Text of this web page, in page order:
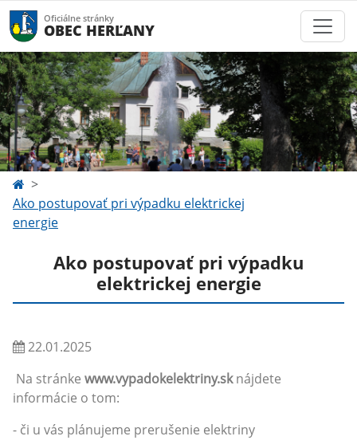
Oficiálne stránky
OBEC HERĽANY
Ako postupovať pri výpadku elektrickej
energie
Ako postupovať pri výpadku
elektrickej energie
22.01.2025
Na stránke www.vypadokelektriny.sknájdete
informácie o tom:
- či u vás plánujeme prerušenie elektriny